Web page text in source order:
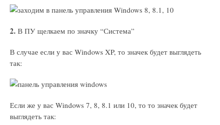
2. В ПУ щелкаем по значку “Система”
В случае если у вас Windows XP, то значек будет выглядеть
так:
Если же у вас Windows 7, 8, 8.1 или 10, то то значек будет
выглядеть так: